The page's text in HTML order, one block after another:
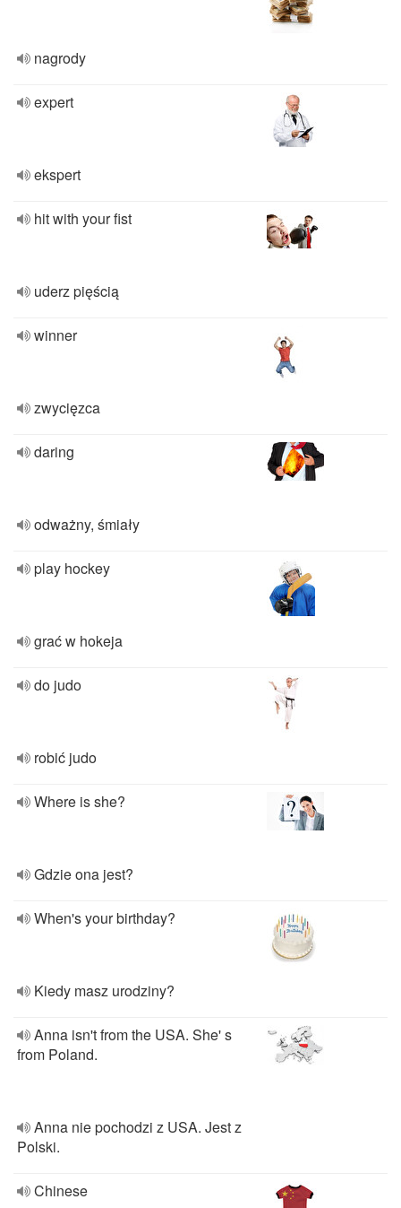
nagrody
expert
ekspert
hit with your fist
uderz pięścią
winner
zwycięzca
daring
odważny, śmiały
play hockey
grać w hokeja
do judo
robić judo
Where is she?
Gdzie ona jest?
When's your birthday?
Kiedy masz urodziny?
Anna isn't from the USA. She' s
from Poland.
Anna nie pochodzi z USA. Jest z
Polski.
Chinese